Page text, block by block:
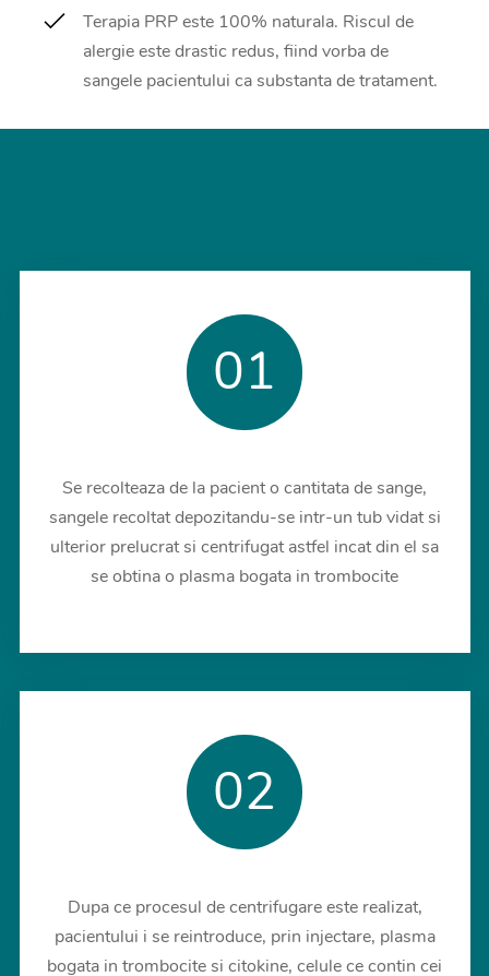
Terapia PRP este 100% naturala. Riscul de
alergie este drastic redus, fiind vorba de
sangele pacientului ca substanta de tratament.
01
Se recolteaza de la pacient o cantitata de sange,
sangele recoltat depozitandu-se intr-un tub vidat si
ulterior prelucrat si centrifugat astfel incat din el sa
se obtina o plasma bogata in trombocite
02
Dupa ce procesul de centrifugare este realizat,
pacientului i se reintroduce, prin injectare, plasma
bogata in trombocite si citokine, celule ce contin cei